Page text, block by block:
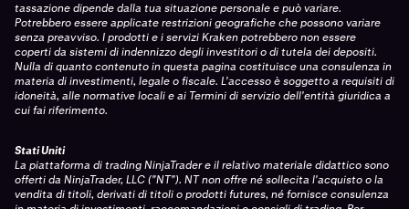
tassazione dipende dalla tua situazione personale e può variare.
Potrebbero essere applicate restrizioni geografiche che possono variare
senza preavviso. I prodotti e i servizi Kraken potrebbero non essere
coperti da sistemi di indennizzo degli investitori o di tutela dei depositi.
Nulla di quanto contenuto in questa pagina costituisce una consulenza in
materia di investimenti, legale o fiscale. L'accesso è soggetto a requisiti di
idoneità, alle normative locali e ai Termini di servizio dell'entità giuridica a
cui fai riferimento.
Stati Uniti
La piattaforma di trading NinjaTrader e il relativo materiale didattico sono
offerti da NinjaTrader, LLC ("NT"). NT non offre né sollecita l'acquisto o la
vendita di titoli, derivati di titoli o prodotti futures, né fornisce consulenza